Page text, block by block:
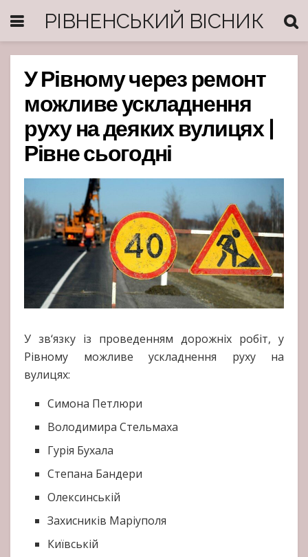
РІВНЕНСЬКИЙ ВІСНИК
У Рівному через ремонт
можливе ускладнення
руху на деяких вулицях |
Рівне сьогодні
У зв‘язку із проведенням дорожніх робіт, у
Рівному можливе ускладнення руху на
вулицях:
Симона Петлюри
Володимира Стельмаха
Гурія Бухала
Степана Бандери
Олексинській
Захисників Маріуполя
Київській